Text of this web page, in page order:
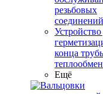
резьбовых
соединений
Устройство
конца
Ещё